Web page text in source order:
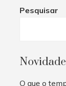
Pesquisar
O que o